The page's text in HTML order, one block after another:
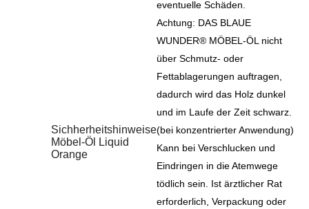
eventuelle Schäden.
Achtung: DAS BLAUE
WUNDER® MÖBEL-ÖL nicht
über Schmutz- oder
Fettablagerungen auftragen,
dadurch wird das Holz dunkel
und im Laufe der Zeit schwarz.
Sichherheitshinweise
Möbel-Öl Liquid
Orange
(bei konzentrierter Anwendung)
Kann bei Verschlucken und
Eindringen in die Atemwege
tödlich sein. Ist ärztlicher Rat
erforderlich, Verpackung oder